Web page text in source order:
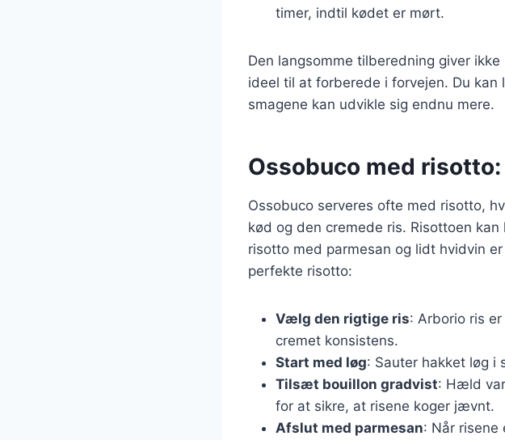
timer, indtil kødet er mørt.
Den langsomme tilberedning giver
ideel til at forberede i forvejen. Du
smagene kan udvikle sig endnu mere.
Ossobuco med
Ossobuco serveres ofte med risotto,
kød og den cremede ris. Risottoen
risotto med parmesan og lidt hvidvin
perfekte risotto:
Vælg den rigtige ris: Arborio ris
cremet konsistens.
Start med løg: Sauter hakket løg i
Tilsæt bouillon gradvist: Hæld
for at sikre, at risene koger jævnt.
Afslut med parmesan: Når